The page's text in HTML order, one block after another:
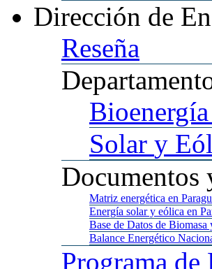
Dirección de
Reseña
Bioenergía
Solar y
Documentos
Matriz energética en
Energía solar y eólica en
Base de Datos de Biomasa
Balance Energético
Programa de